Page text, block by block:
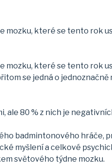
mozku, které se tento rok
mozku, které se tento rok
se jedná o jednoznačně
ale 80 % z nich je
badmintonového hráče,
myšlení a celkové
světového týdne mozku.